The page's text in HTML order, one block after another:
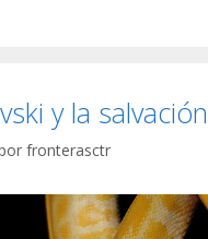
y la salvación
fronterasctr